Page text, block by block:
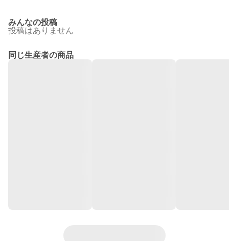
みんなの投稿
投稿はありません
同じ生産者の商品